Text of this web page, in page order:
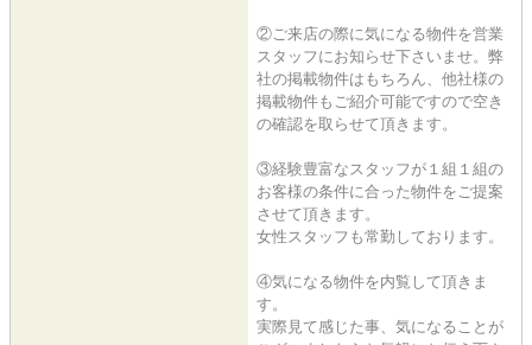
②ご来店の際に気になる物件を営業
スタッフにお知らせ下さいませ。弊
社の掲載物件はもちろん、他社様の
掲載物件もご紹介可能ですので空き
の確認を取らせて頂きます。
③経験豊富なスタッフが１組１組の
お客様の条件に合った物件をご提案
させて頂きます。
女性スタッフも常勤しております。
④気になる物件を内覧して頂きま
す。
実際見て感じた事、気になることが